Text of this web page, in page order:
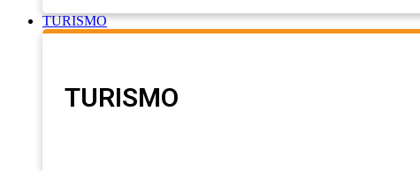
TURISMO
TURISMO